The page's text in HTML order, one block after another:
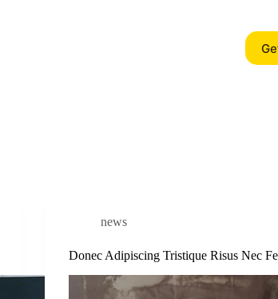
news
Donec Adipiscing Tristique Risus Nec